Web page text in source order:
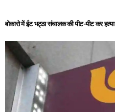
बोकारो में ईट भट्ठा संचालक की पीट-पीट कर